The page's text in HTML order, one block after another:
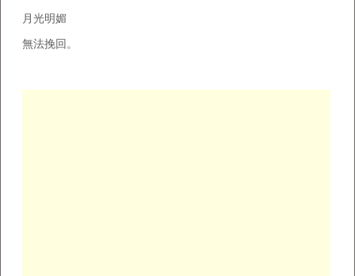
月光明媚
無法挽回。